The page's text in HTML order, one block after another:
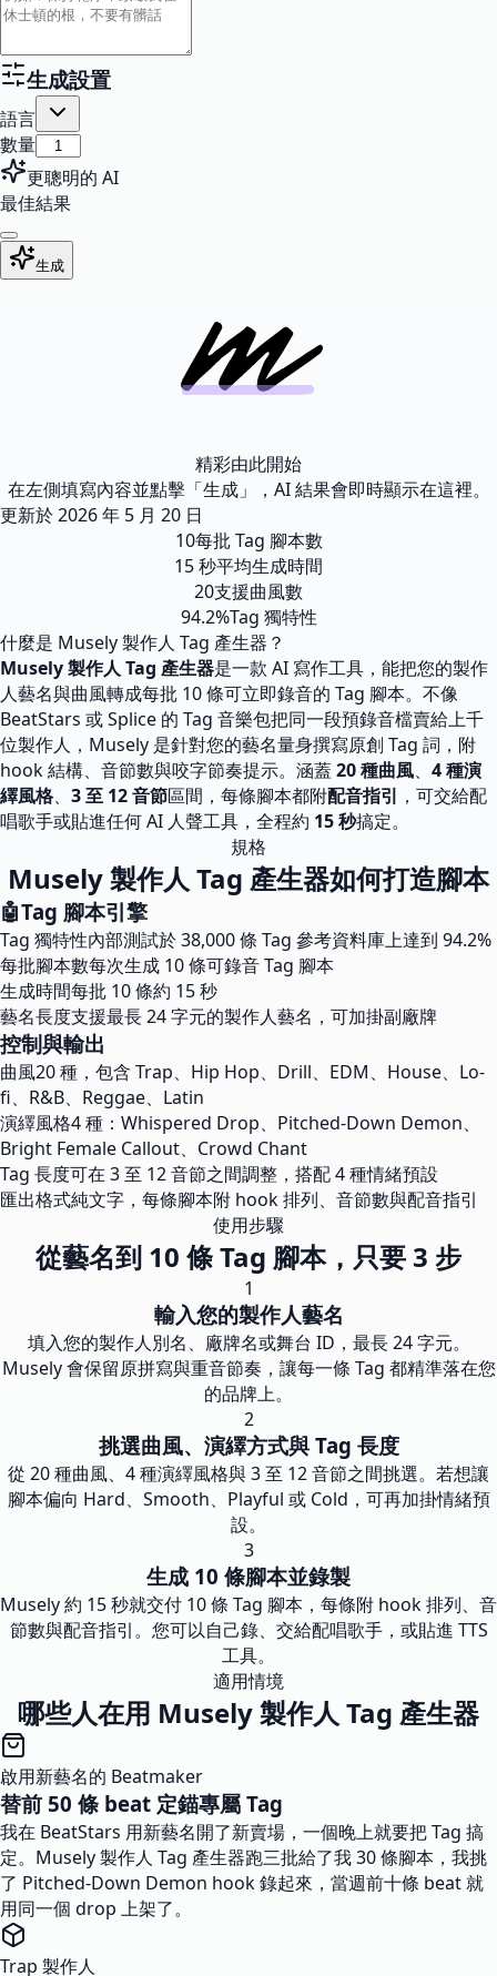
生成設置
語言
數量
更聰明的 AI
最佳結果
生成
精彩由此開始
在左側填寫內容並點擊「生成」，AI 結果會即時顯示在這裡。
更新於2026 年 5 月 20 日
10每批 Tag 腳本數
15 秒平均生成時間
20支援曲風數
94.2%Tag 獨特性
什麼是 Musely 製作人 Tag 產生器？
Musely 製作人 Tag 產生器是一款 AI 寫作工具，能把您的製作
人藝名與曲風轉成每批 10 條可立即錄音的 Tag 腳本。不像
BeatStars 或 Splice 的 Tag 音樂包把同一段預錄音檔賣給上千
位製作人，Musely 是針對您的藝名量身撰寫原創 Tag 詞，附
hook 結構、音節數與咬字節奏提示。涵蓋20 種曲風、 4 種演
繹風格、 3 至 12 音節區間，每條腳本都附配音指引 ，可交給配
唱歌手或貼進任何 AI 人聲工具，全程約 15 秒搞定。
規格
Musely 製作人 Tag 產生器如何打造腳本
🤖Tag 腳本引擎
Tag 獨特性內部測試於 38,000 條 Tag 參考資料庫上達到 94.2%
每批腳本數每次生成 10 條可錄音 Tag 腳本
生成時間每批 10 條約 15 秒
藝名長度支援最長 24 字元的製作人藝名，可加掛副廠牌
控制與輸出
曲風20 種，包含 Trap、Hip Hop、Drill、EDM、House、Lo-
fi、R&B、Reggae、Latin
演繹風格4 種：Whispered Drop、Pitched-Down Demon、
Bright Female Callout、Crowd Chant
Tag 長度可在 3 至 12 音節之間調整，搭配 4 種情緒預設
匯出格式純文字，每條腳本附 hook 排列、音節數與配音指引
使用步驟
從藝名到 10 條 Tag 腳本，只要 3 步
1
輸入您的製作人藝名
填入您的製作人別名、廠牌名或舞台 ID，最長 24 字元。
Musely 會保留原拼寫與重音節奏，讓每一條 Tag 都精準落在您
的品牌上。
2
挑選曲風、演繹方式與 Tag 長度
從 20 種曲風、4 種演繹風格與 3 至 12 音節之間挑選。若想讓
腳本偏向 Hard、Smooth、Playful 或 Cold，可再加掛情緒預
設。
3
生成 10 條腳本並錄製
Musely 約 15 秒就交付 10 條 Tag 腳本，每條附 hook 排列、音
節數與配音指引。您可以自己錄、交給配唱歌手，或貼進 TTS
工具。
適用情境
哪些人在用 Musely 製作人 Tag 產生器
啟用新藝名的 Beatmaker
替前 50 條 beat 定錨專屬 Tag
我在 BeatStars 用新藝名開了新賣場，一個晚上就要把 Tag 搞
定。Musely 製作人 Tag 產生器跑三批給了我 30 條腳本，我挑
了 Pitched-Down Demon hook 錄起來，當週前十條 beat 就
用同一個 drop 上架了。
Trap 製作人